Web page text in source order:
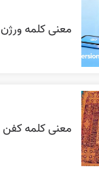
معنی کلمه ورژن
معنی کلمه کفن